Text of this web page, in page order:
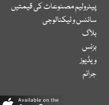
پیٹرولیم مصنوعات کی قیمتیں
سائنس و ٹیکنالوجی
بلاگ
بزنس
ویڈیوز
جرائم